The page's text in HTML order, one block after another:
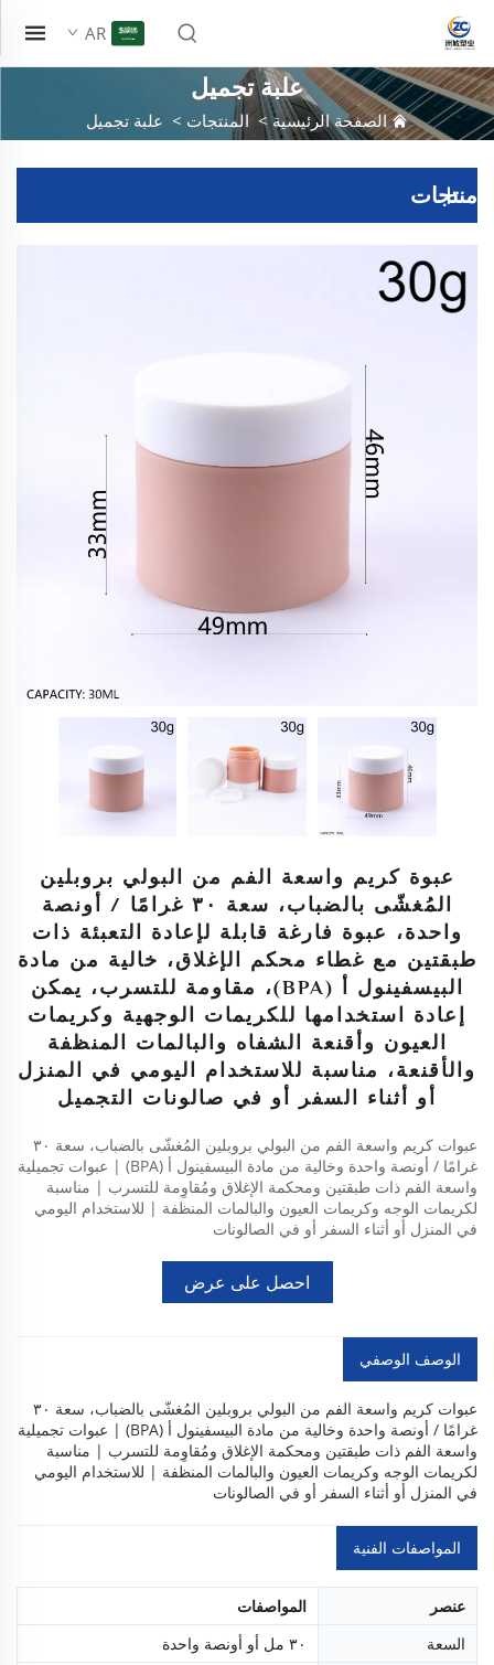
AR
علبة تجميل
الصفحة الرئيسية>المنتجات > علبة تجميل
منتجات
عبوة كريم واسعة الفم من البولي بروبلين
المُغشّى بالضباب، سعة ٣٠ غرامًا / أونصة
واحدة، عبوة فارغة قابلة لإعادة التعبئة ذات
طبقتين مع غطاء محكم الإغلاق، خالية من مادة
البيسفينول أ (BPA)، مقاومة للتسرب، يمكن
إعادة استخدامها للكريمات الوجهية وكريمات
العيون وأقنعة الشفاه والبالمات المنظفة
والأقنعة، مناسبة للاستخدام اليومي في المنزل
أو أثناء السفر أو في صالونات التجميل
عبوات كريم واسعة الفم من البولي بروبلين المُغشّى بالضباب، سعة ٣٠
غرامًا / أونصة واحدة وخالية من مادة البيسفينول أ (BPA) | عبوات تجميلية
واسعة الفم ذات طبقتين ومحكمة الإغلاق ومُقاوِمة للتسرب | مناسبة
لكريمات الوجه وكريمات العيون والبالمات المنظفة | للاستخدام اليومي
في المنزل أو أثناء السفر أو في الصالونات
احصل على عرض
الوصف الوصفي
عبوات كريم واسعة الفم من البولي بروبلين المُغشّى بالضباب، سعة ٣٠
غرامًا / أونصة واحدة وخالية من مادة البيسفينول أ (BPA) | عبوات تجميلية
واسعة الفم ذات طبقتين ومحكمة الإغلاق ومُقاوِمة للتسرب | مناسبة
لكريمات الوجه وكريمات العيون والبالمات المنظفة | للاستخدام اليومي
في المنزل أو أثناء السفر أو في الصالونات
المواصفات الفنية
عنصر
المواصفات
السعة
٣٠ مل أو أونصة واحدة